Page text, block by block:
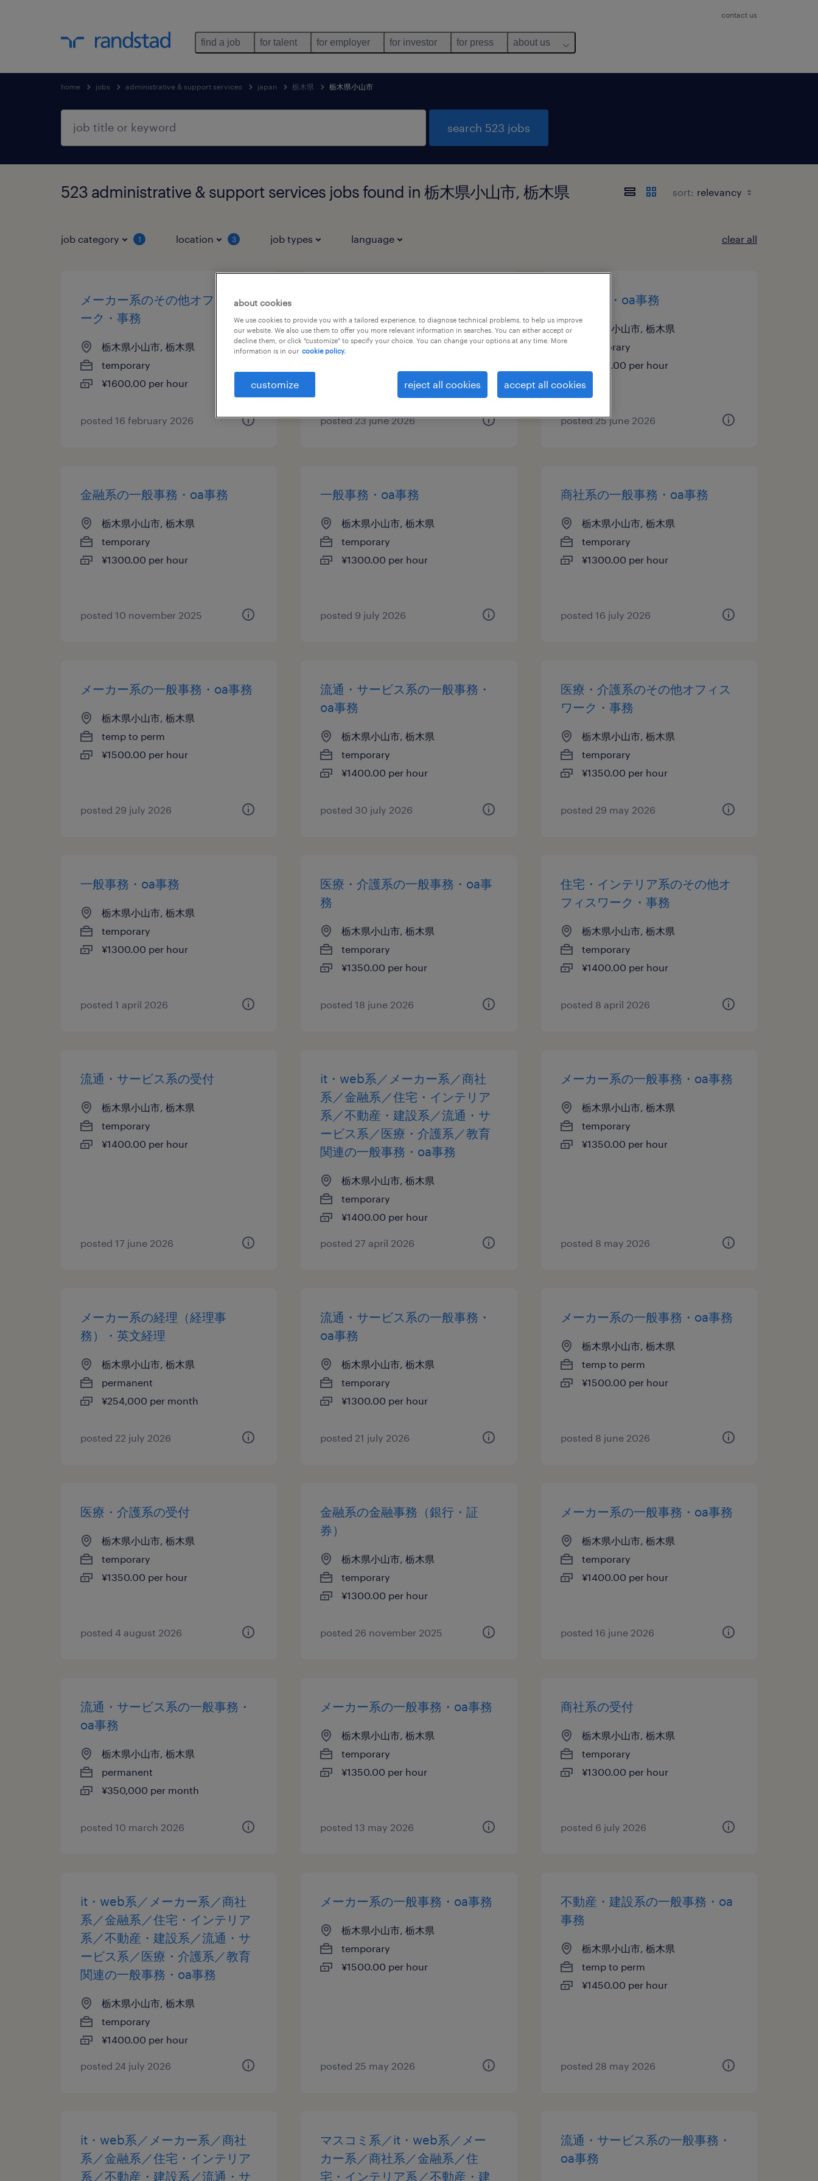
contact us
find a job for talent for employer for investor for press about us
home jobs administrative & support services japan 栃木県 栃木県小山市
search 523 jobs
523 administrative & support services jobs found in 栃木県小山市, 栃木県 sort:
job category 1 location 3 job types language clear all
メーカー系のその他オフィスワ
ーク・事務
栃木県小山市, 栃木県
temporary
¥1600.00 per hour
posted 16 february 2026
ーク・事務
栃木県小山市, 栃木県
¥1600.00 per hour
posted 23 june 2026
一般事務・oa事務
栃木県小山市, 栃木県
temporary
¥1600.00 per hour
posted 25 june 2026
金融系の一般事務・oa事務
栃木県小山市, 栃木県
temporary
¥1300.00 per hour
posted 10 november 2025
一般事務・oa事務
栃木県小山市, 栃木県
temporary
¥1300.00 per hour
posted 9 july 2026
商社系の一般事務・oa事務
栃木県小山市, 栃木県
temporary
¥1300.00 per hour
posted 16 july 2026
メーカー系の一般事務・oa事務
栃木県小山市, 栃木県
temp to perm
¥1500.00 per hour
posted 29 july 2026
流通・サービス系の一般事務・
oa事務
栃木県小山市, 栃木県
temporary
¥1400.00 per hour
posted 30 july 2026
医療・介護系のその他オフィス
ワーク・事務
栃木県小山市, 栃木県
temporary
¥1350.00 per hour
posted 29 may 2026
一般事務・oa事務
栃木県小山市, 栃木県
temporary
¥1300.00 per hour
posted 1 april 2026
医療・介護系の一般事務・oa事
務
栃木県小山市, 栃木県
temporary
¥1350.00 per hour
posted 18 june 2026
住宅・インテリア系のその他オ
フィスワーク・事務
栃木県小山市, 栃木県
temporary
¥1400.00 per hour
posted 8 april 2026
流通・サービス系の受付
栃木県小山市, 栃木県
temporary
¥1400.00 per hour
posted 17 june 2026
it・web系／メーカー系／商社
系／金融系／住宅・インテリア
系／不動産・建設系／流通・サ
ービス系／医療・介護系／教育
関連の一般事務・oa事務
栃木県小山市, 栃木県
temporary
¥1400.00 per hour
posted 27 april 2026
メーカー系の一般事務・oa事務
栃木県小山市, 栃木県
temporary
¥1350.00 per hour
posted 8 may 2026
メーカー系の経理（経理事
務）・英文経理
栃木県小山市, 栃木県
permanent
¥254,000 per month
posted 22 july 2026
流通・サービス系の一般事務・
oa事務
栃木県小山市, 栃木県
temporary
¥1300.00 per hour
posted 21 july 2026
メーカー系の一般事務・oa事務
栃木県小山市, 栃木県
temp to perm
¥1500.00 per hour
posted 8 june 2026
医療・介護系の受付
栃木県小山市, 栃木県
temporary
¥1350.00 per hour
posted 4 august 2026
金融系の金融事務（銀行・証
券）
栃木県小山市, 栃木県
temporary
¥1300.00 per hour
posted 26 november 2025
メーカー系の一般事務・oa事務
栃木県小山市, 栃木県
temporary
¥1400.00 per hour
posted 16 june 2026
流通・サービス系の一般事務・
oa事務
栃木県小山市, 栃木県
permanent
¥350,000 per month
posted 10 march 2026
メーカー系の一般事務・oa事務
栃木県小山市, 栃木県
temporary
¥1350.00 per hour
posted 13 may 2026
商社系の受付
栃木県小山市, 栃木県
temporary
¥1300.00 per hour
posted 6 july 2026
it・web系／メーカー系／商社
系／金融系／住宅・インテリア
系／不動産・建設系／流通・サ
ービス系／医療・介護系／教育
関連の一般事務・oa事務
栃木県小山市, 栃木県
temporary
¥1400.00 per hour
posted 24 july 2026
メーカー系の一般事務・oa事務
栃木県小山市, 栃木県
temporary
¥1500.00 per hour
posted 25 may 2026
不動産・建設系の一般事務・oa
事務
栃木県小山市, 栃木県
temp to perm
¥1450.00 per hour
posted 28 may 2026
it・web系／メーカー系／商社
系／金融系／住宅・インテリア
系／不動産・建設系／流通・サ
マスコミ系／it・web系／メー
カー系／商社系／金融系／住
宅・インテリア系／不動産・建
流通・サービス系の一般事務・
oa事務
about cookies
We use cookies to provide you with a tailored experience, to diagnose technical problems, to help us improve
our website. We also use them to offer you more relevant information in searches. You can either accept or
decline them, or click "customize" to specify your choice. You can change your options at any time. More
information is in our cookie policy.
customize reject all cookies accept all cookies